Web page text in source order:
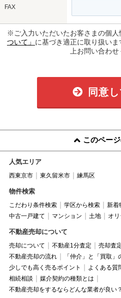
FAX
※ご入力いただいたお客さまの個人
ついて」 に基づき適正に取り扱い
上お問い合わせ
同意
このペー
人気エリア
西東京市 東久留米市 練馬区
物件検索
こだわり条件検索 学区から検索 新着
中古一戸建て
マンション 土地 オ
不動産売却について
売却について 不動産1分査定 売却査
不動産売却の流れ
「仲介」と「買取」
少しでも高く売るポイント
よくある質
相続相談
媒介契約の種類とは
不動産売却をするならどんな業者が良い？